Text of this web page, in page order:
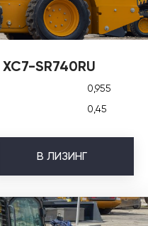
SR740RU
0,955
0,45
В ЛИЗИНГ